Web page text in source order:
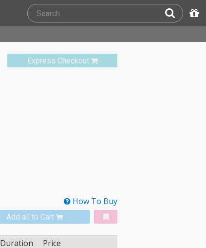
Express Checkout
How To Buy
Add all to Cart
Duration Price